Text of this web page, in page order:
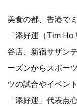
美食の都、香港で
「添好運（Tim
谷店、新宿サザン
ーズンからスポー
ツの試合やイベン
「添好運」代表点